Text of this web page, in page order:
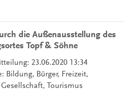
die Außenausstellung des
Topf & Söhne
23.06.2020 13:34
Bildung, Bürger, Freizeit,
Tourismus